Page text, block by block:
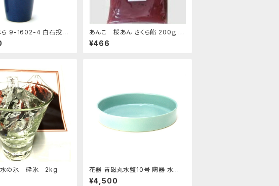
ら 9-1602-4 白石投入
フラワーベース
あんこ 桜あん さくら餡 200ｇ 老
舗 あんこ屋のこだわり餡【クリック
ポスト便】
¥466
水の氷 砕氷 2kg
花器 青磁丸水盤10号 陶器 水盤
花瓶 フラワーベース
¥4,500